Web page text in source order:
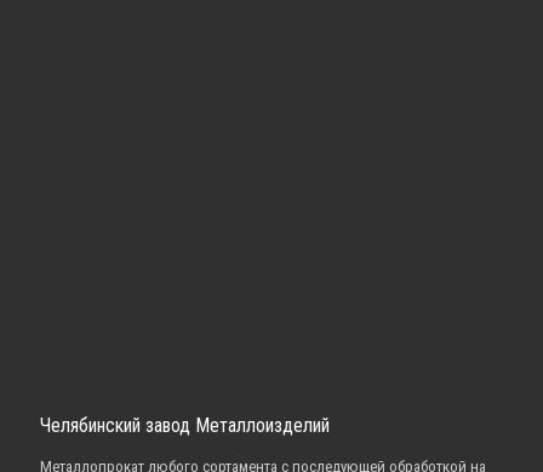
Челябинский завод Металлоизделий
Металлопрокат любого сортамента с последующей обработкой на